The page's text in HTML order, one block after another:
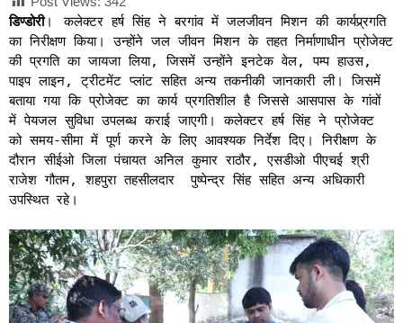
डिण्डोरी।कलेक्टर हर्ष सिंह ने बरगांव में जलजीवन मिशन की कार्यप्र्रगति
का निरीक्षण किया। उन्होंने जल जीवन मिशन के तहत निर्माणाधीन प्रोजेक्ट
की प्रगति का जायजा लिया, जिसमें उन्होंने इनटेक वेल, पम्प हाउस,
पाइप लाइन, ट्रीटमेंट प्लांट सहित अन्य तकनीकी जानकारी ली। जिसमें
बताया गया कि प्रोजेक्ट का कार्य प्रगतिशील है जिससे आसपास के गांवों
में पेयजल सुविधा उपलब्ध कराई जाएगी। कलेक्टर हर्ष सिंह ने प्रोजेक्ट
को समय-सीमा में पूर्ण करने के लिए आवश्यक निर्देश दिए। निरीक्षण के
दौरान सीईओ जिला पंचायत अनिल कुमार राठौर, एसडीओ पीएचई श्री
राजेश गौतम, शहपुरा तहसीलदार पुष्पेन्द्र सिंह सहित अन्य अधिकारी
उपस्थित रहे।